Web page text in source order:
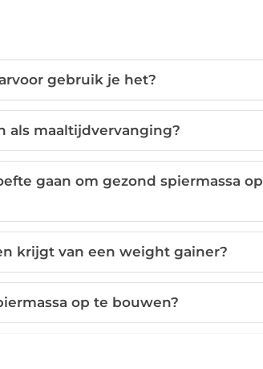
gebruik je het?
als maaltijdvervanging?
gaan om gezond spiermassa op
krijgt van een weight gainer?
op te bouwen?